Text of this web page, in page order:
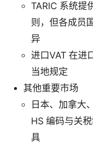
TARIC 系统提
则，但各成员
异
进口VAT 在进
当地规定
其他重要市场
日本、加拿大
HS 编码与关
具